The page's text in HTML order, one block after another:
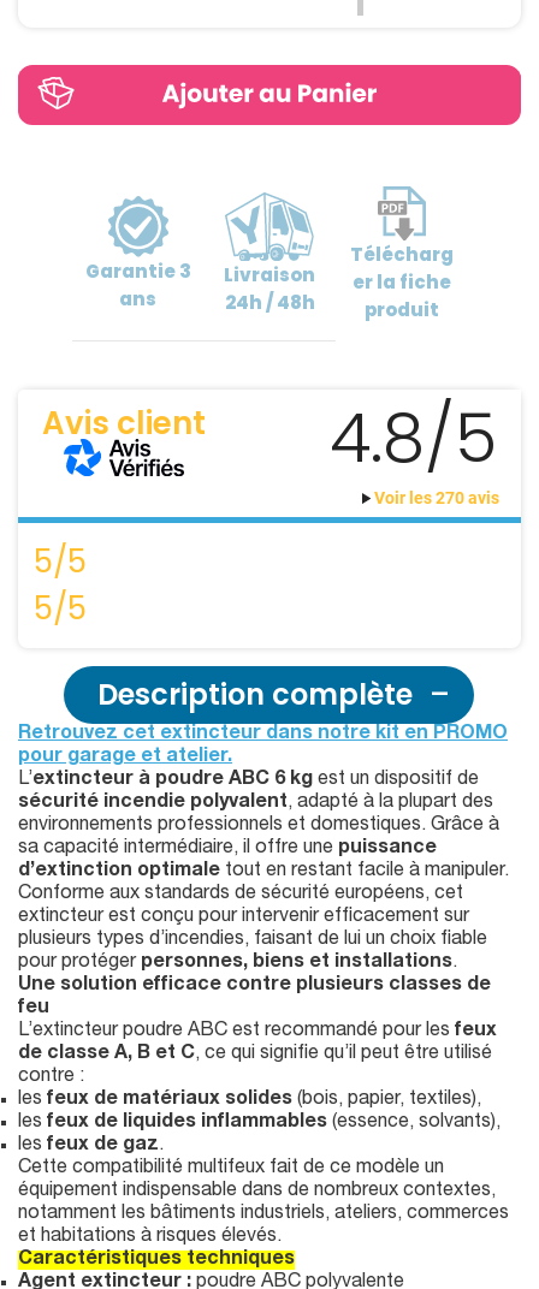
Garantie3
ans
Livraison
24h / 48h
Télécharg
erla fiche
produit
Avis client 4.8/5
Voir les 270 avis
5/5
5/5
Description complète
Retrouvez cet extincteur dans notre kit en PROMO
pour garage et atelier.
L’extincteur à poudre ABC 6 kg est un dispositif de
sécurité incendie polyvalent, adapté à la plupart des
environnements professionnels et domestiques. Grâce à
sa capacité intermédiaire, il offre une puissance
d’extinction optimale tout en restant facile à manipuler.
Conforme aux standards de sécurité européens, cet
extincteur est conçu pour intervenir efficacement sur
plusieurs types d’incendies, faisant de lui un choix fiable
pour protéger personnes, biens et installations.
Une solution efficace contre plusieurs classes de
feu
L’extincteur poudre ABC est recommandé pour les feux
de classe A, B et C, ce qui signifie qu’il peut être utilisé
contre :
les feux de matériaux solides (bois, papier, textiles),
les feux de liquides inflammables (essence, solvants),
les feux de gaz.
Cette compatibilité multifeux fait de ce modèle un
équipement indispensable dans de nombreux contextes,
notamment les bâtiments industriels, ateliers, commerces
et habitations à risques élevés.
Caractéristiques techniques
Agent extincteur : poudre ABC polyvalente